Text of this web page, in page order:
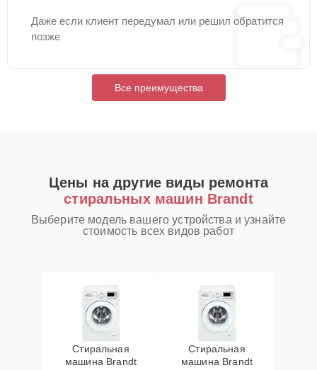
Даже если клиент передумал или решил обратится
позже
Все преимущества
Цены на другие виды ремонта
стиральных машин Brandt
Выберите модель вашего устройства и узнайте
стоимость всех видов работ
Стиральная
машина Brandt
Стиральная
машина Brandt